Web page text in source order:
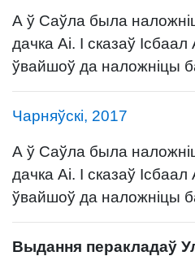
А ў Саўла была
дачка Аі. І сказаў
ўвайшоў да наложніцы
Чарняўскі, 2017
А ў Саўла была
дачка Аі. І сказаў
ўвайшоў да наложніцы
Выдання перакладаў